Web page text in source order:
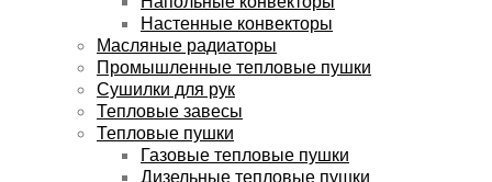
Настенные конвекторы
Масляные радиаторы
Промышленные тепловые пушки
Сушилки для рук
Тепловые завесы
Тепловые пушки
Газовые тепловые пушки
Дизельные тепловые пушки